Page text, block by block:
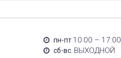
пн-пт 10:00 – 17:00
сб-вс. ВЫХОДНОЙ